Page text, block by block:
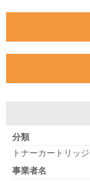
分類
トナーカートリッジ
事業者名